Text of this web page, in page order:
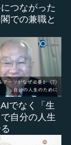
つながった
での兼職と
でなく「生
自分の人生